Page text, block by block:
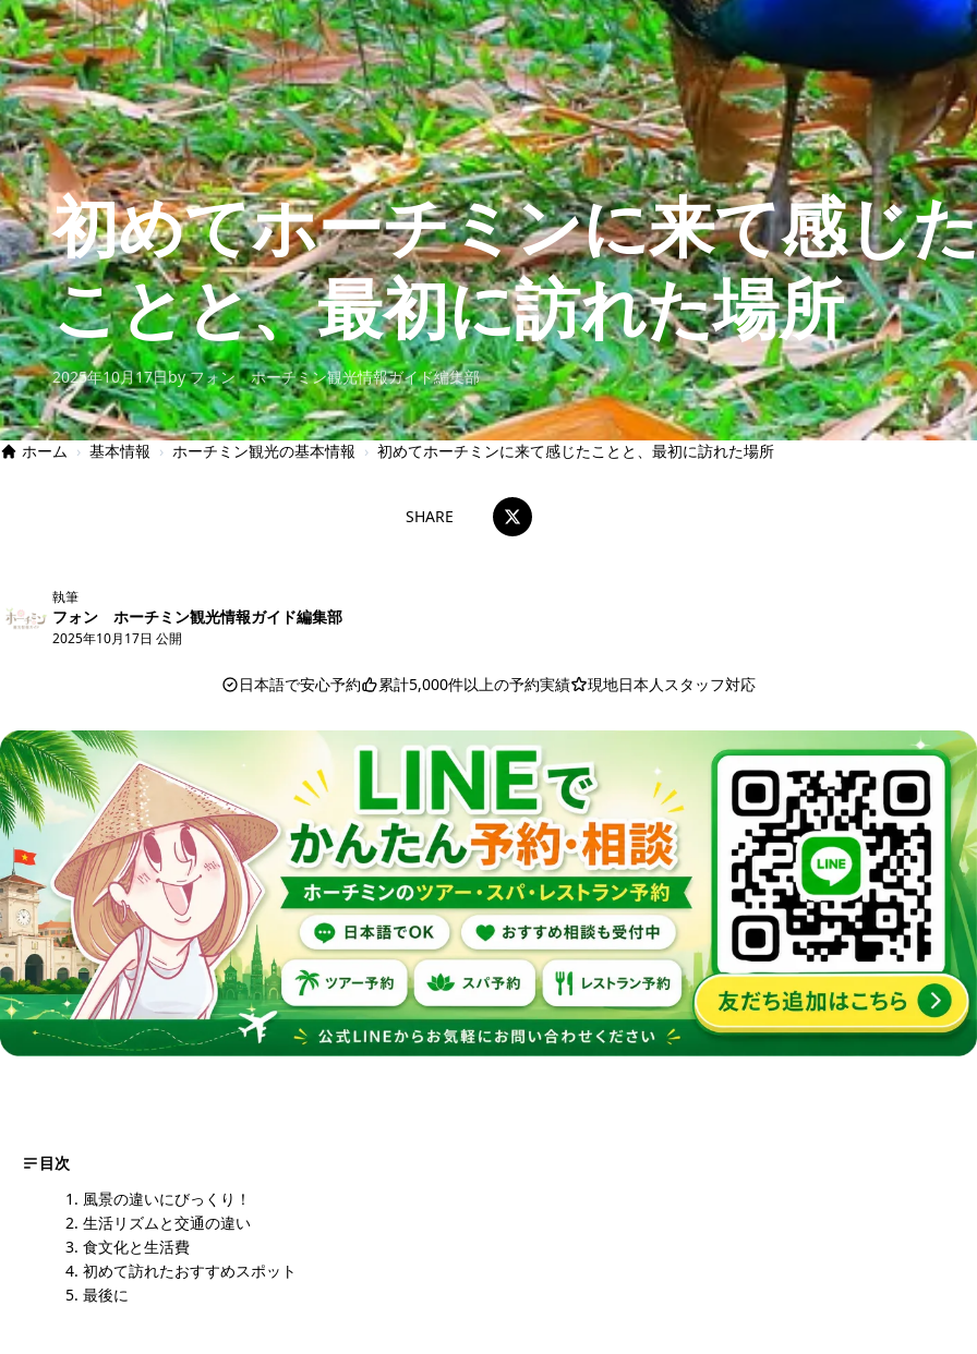
初めてホーチミンに来て感じ
ことと、最初に訪れた場所
2025年10月17日by フォン ホーチミン観光情報ガイド編集部
ホーム › 基本情報 › ホーチミン観光の基本情報 › 初めてホーチミンに来て感じたことと、最初に訪れた場所
SHARE
執筆
フォン ホーチミン観光情報ガイド編集部
2025年10月17日 公開
日本語で安心予約 累計5,000件以上の予約実績 現地日本人スタッフ対応
目次
風景の違いにびっくり！
生活リズムと交通の違い
食文化と生活費
初めて訪れたおすすめスポット
最後に